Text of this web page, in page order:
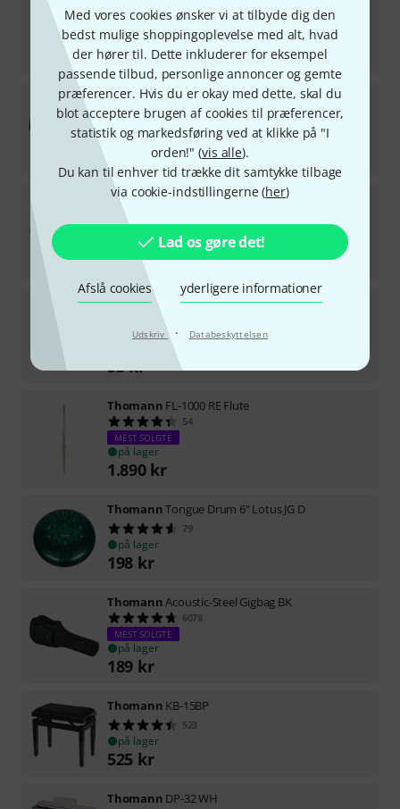
Med vores cookies ønsker vi at tilbyde dig den
bedst mulige shoppingoplevelse med alt, hvad
der hører til. Dette inkluderer for eksempel
passende tilbud, personlige annoncer og gemte
præferencer. Hvis du er okay med dette, skal du
blot acceptere brugen af cookies til præferencer,
statistik og markedsføring ved at klikke på "I
orden!" (vis alle).
Du kan til enhver tid trække dit samtykke tilbage
via cookie-indstillingerne (her)
Lad os gøre det!
Afslå cookies yderligere informationer
Udskriv · Databeskyttelsen
MEST SOLGTE
på lager
21,90 kr
Thomann Classic-Guitar Gigbag Eco
1591
MEST SOLGTE
på lager
kr
ThomannAcoustic-Steel Gigbag Eco
på lager
111kr
Thomann Nylonstrap
MEST SOLGTE
33kr
Thomann FL-1000 RE Flute
54
MEST SOLGTE
på lager
1.890 kr
ThomannTongue Drum 6" Lotus JG D
79
på lager
198 kr
ThomannAcoustic-Steel Gigbag BK
6078
MEST SOLGTE
på lager
189 kr
Thomann KB-15BP
523
på lager
525 kr
Thomann DP-32 WH